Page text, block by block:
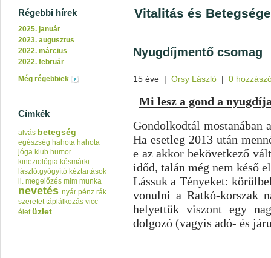
Régebbi hírek
2025. január
2023. augusztus
2022. március
2022. február
Még régebbiek
Címkék
alvás betegség
egészség hahota hahota
jóga klub humor
kineziológia késmárki
lászló:gyógyító kéztartások
ii. megelőzés mlm munka
nevetés nyár pénz rák
szeretet táplálkozás vicc
élet üzlet
Vitalitás és
Nyugdíjmentő csomag
15 éve | Orsy László | 0
Mi lesz a gond a
Gondolkodtál mostanában
Ha esetleg 2013 után
e az akkor bekövetkező
időd, talán még nem késő
Lássuk a Tényeket:
vonulni a Ratkó-korszak
helyettük viszont egy
dolgozó (vagyis adó- és